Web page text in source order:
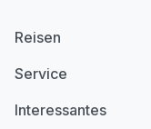
Reisen
Service
Interessantes